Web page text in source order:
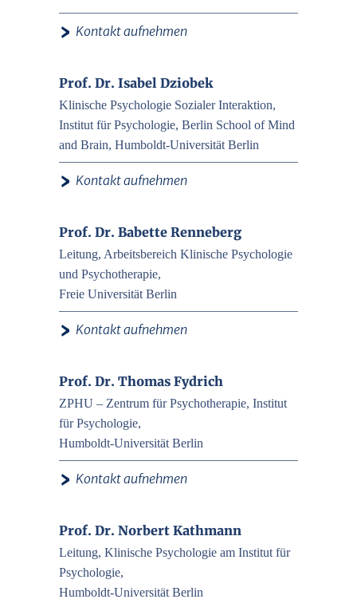
› Kontakt aufnehmen
Prof. Dr. Isabel Dziobek
Klinische Psychologie Sozialer Interaktion,
Institut für Psychologie, Berlin School of Mind
and Brain, Humboldt-Universität Berlin
› Kontakt aufnehmen
Prof. Dr. Babette Renneberg
Leitung, Arbeitsbereich Klinische Psychologie
und Psychotherapie,
Freie Universität Berlin
› Kontakt aufnehmen
Prof. Dr. Thomas Fydrich
ZPHU – Zentrum für Psychotherapie, Institut
für Psychologie,
Humboldt-Universität Berlin
› Kontakt aufnehmen
Prof. Dr. Norbert Kathmann
Leitung, Klinische Psychologie am Institut für
Psychologie,
Humboldt-Universität Berlin